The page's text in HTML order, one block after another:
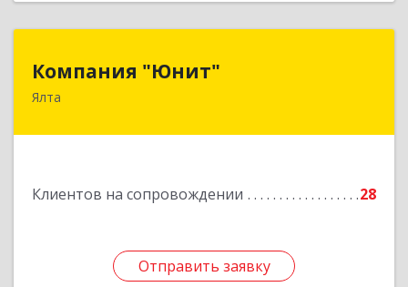
Компания "Юнит"
Ялта
Клиентов на сопровождении 28
Отправить заявку
298600, Крым Респ, Ялта г, Васильева ул, дом №
Отправить заявку